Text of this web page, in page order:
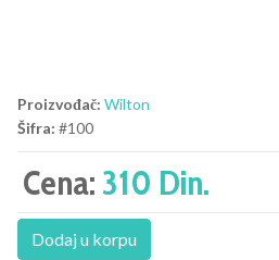
Proizvođač: Wilton
Šifra: #100
Cena:310 Din.
Dodaj u korpu